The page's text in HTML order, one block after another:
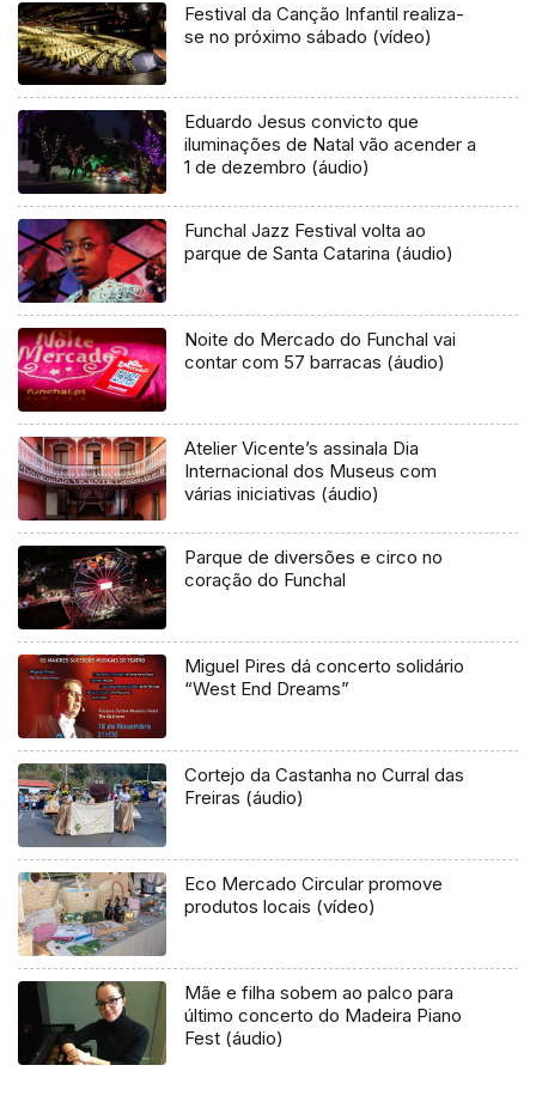
Festival da Canção Infantil realiza-
se no próximo sábado (vídeo)
Eduardo Jesus convicto que
iluminações de Natal vão acender a
1 de dezembro (áudio)
Funchal Jazz Festival volta ao
parque de Santa Catarina (áudio)
Noite do Mercado do Funchal vai
contar com 57 barracas (áudio)
Atelier Vicente’s assinala Dia
Internacional dos Museus com
várias iniciativas (áudio)
Parque de diversões e circo no
coração do Funchal
Miguel Pires dá concerto solidário
“West End Dreams”
Cortejo da Castanha no Curral das
Freiras (áudio)
Eco Mercado Circular promove
produtos locais (vídeo)
Mãe e filha sobem ao palco para
último concerto do Madeira Piano
Fest (áudio)